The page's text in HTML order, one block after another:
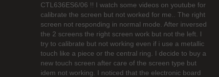
CTL636ES6/06 !! I watch some videos on youtube for
calibrate the screen but not worked for me.. The right
screen not responding in normal mode. After inversed
the 2 screens the right screen work but not the left. I
try to calibrate but not working even if i use a metallic
touch like a piece or the central ring. I decide to buy a
new touch screen after care of the screen type but
idem not working. I noticed that the electronic board